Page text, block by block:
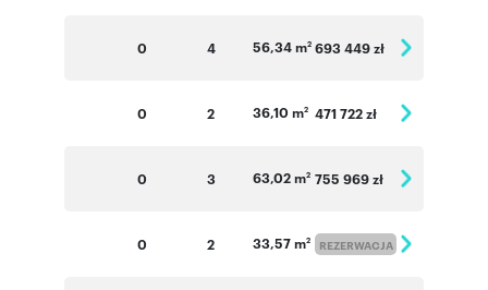
0 4 56,34 m2 693 449 zł
0 2 36,10 m2 471 722 zł
0 3 63,02 m2 755 969 zł
0 2 33,57 m2 REZERWACJA